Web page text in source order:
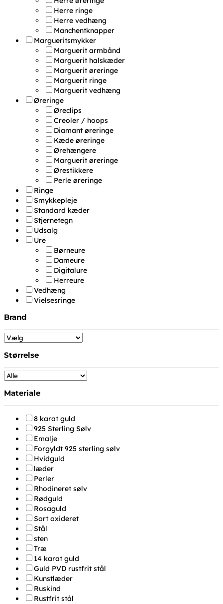
Herre ringe
Herre vedhæng
Manchentknapper
Margueritsmykker
Marguerit armbånd
Marguerit halskæder
Marguerit øreringe
Marguerit ringe
Marguerit vedhæng
Øreringe
Øreclips
Creoler / hoops
Diamant øreringe
Kæde øreringe
Ørehængere
Marguerit øreringe
Ørestikkere
Perle øreringe
Ringe
Smykkepleje
Standard kæder
Stjernetegn
Udsalg
Ure
Børneure
Dameure
Digitalure
Herreure
Vedhæng
Vielsesringe
Brand
Størrelse
Materiale
8 karat guld
925 Sterling Sølv
Emalje
Forgyldt 925 sterling sølv
Hvidguld
læder
Perler
Rhodineret sølv
Rødguld
Rosaguld
Sort oxideret
Stål
sten
Træ
14 karat guld
Guld PVD rustfrit stål
Kunstlæder
Ruskind
Rustfrit stål